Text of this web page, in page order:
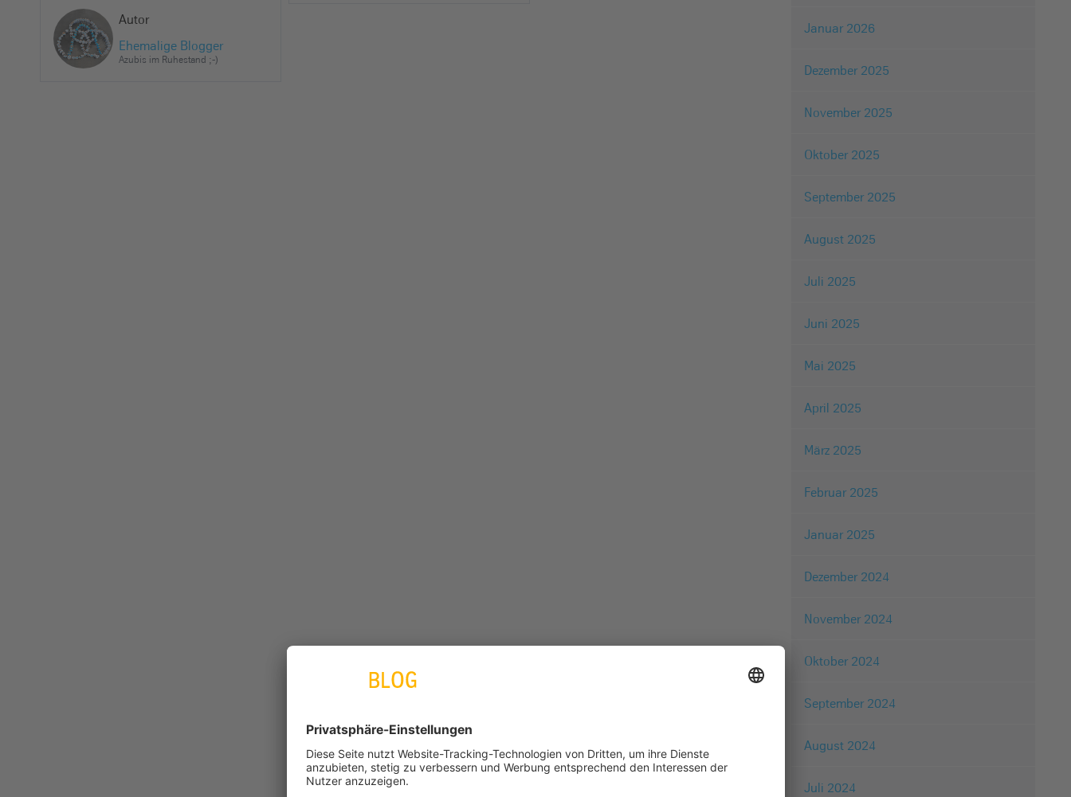
Autor
Ehemalige Blogger
Azubis im Ruhestand ;-)
Januar 2026
Dezember 2025
November 2025
Oktober 2025
September 2025
August 2025
Juli 2025
Juni 2025
Mai 2025
April 2025
März 2025
Februar 2025
Januar 2025
Dezember 2024
November 2024
Oktober 2024
September 2024
August 2024
Juli 2024